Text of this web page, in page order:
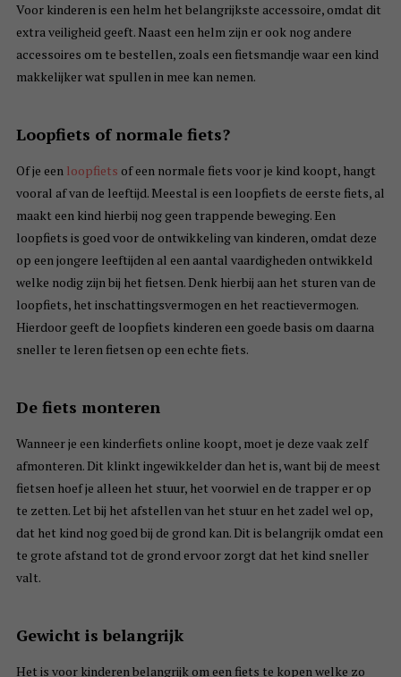
Voor kinderen is een helm het belangrijkste accessoire, omdat dit
extra veiligheid geeft. Naast een helm zijn er ook nog andere
accessoires om te bestellen, zoals een fietsmandje waar een kind
makkelijker wat spullen in mee kan nemen.
Loopfiets of normale fiets?
Of je een loopfiets of een normale fiets voor je kind koopt, hangt
vooral af van de leeftijd. Meestal is een loopfiets de eerste fiets, al
maakt een kind hierbij nog geen trappende beweging. Een
loopfiets is goed voor de ontwikkeling van kinderen, omdat deze
op een jongere leeftijden al een aantal vaardigheden ontwikkeld
welke nodig zijn bij het fietsen. Denk hierbij aan het sturen van de
loopfiets, het inschattingsvermogen en het reactievermogen.
Hierdoor geeft de loopfiets kinderen een goede basis om daarna
sneller te leren fietsen op een echte fiets.
De fiets monteren
Wanneer je een kinderfiets online koopt, moet je deze vaak zelf
afmonteren. Dit klinkt ingewikkelder dan het is, want bij de meest
fietsen hoef je alleen het stuur, het voorwiel en de trapper er op
te zetten. Let bij het afstellen van het stuur en het zadel wel op,
dat het kind nog goed bij de grond kan. Dit is belangrijk omdat een
te grote afstand tot de grond ervoor zorgt dat het kind sneller
valt.
Gewicht is belangrijk
Het is voor kinderen belangrijk om een fiets te kopen welke zo